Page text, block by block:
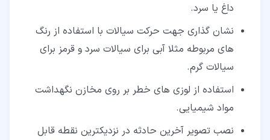
داغ یا سرد.
نشان گذاری جهت حرکت سیالات با استفاده از رنگ
های مربوطه مثلا آبی برای سیالات سرد و قرمز برای
سیالات گرم.
استفاده از لوزی های خطر بر روی مخازن نگهداشت
مواد شیمیایی.
نصب تصویر آخرین حادثه در نزدیکترین نقطه قابل